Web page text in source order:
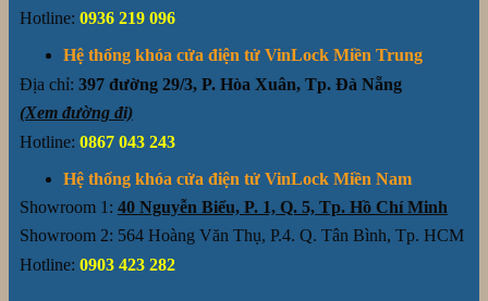
Hotline: 0936 219 096
Hệ thống khóa cửa điện tử VinLock Miền Trung
Địa chỉ: 397 đường 29/3, P. Hòa Xuân, Tp. Đà Nẵng
(Xem đường đi)
Hotline: 0867 043 243
Hệ thống khóa cửa điện tử VinLock Miền Nam
Showroom 1: 40 Nguyễn Biểu, P. 1, Q. 5, Tp. Hồ Chí Minh
Showroom 2: 564 Hoàng Văn Thụ, P.4. Q. Tân Bình, Tp. HCM
Hotline: 0903 423 282